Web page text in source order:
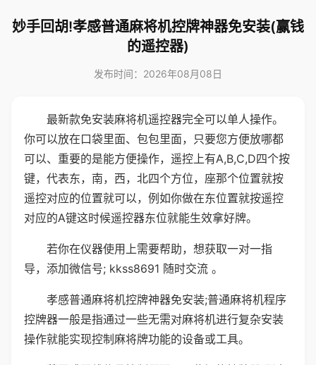
妙手回胡!孝感普通麻将机控牌神器免安装(赢钱
的遥控器)
发布时间：2026年08月08日
最新款免安装麻将机遥控器完全可以单人操作。
你可以放在口袋里面、包包里面，只要您方便放哪都
可以、重要的是能方便操作，遥控上有A,B,C,D四个按
键，代表东，南，西，北四个方位，座那个位置就按
遥控对应的位置就可以，例如你做在东位置就按遥控
对应的A键这时候遥控器东位就能生效拿好牌。
若你在仪器使用上需要帮助，想获取一对一指
导，添加微信号; kkss8691 随时交流 。
孝感普通麻将机控牌神器免安装;普通麻将机程序
控牌器一般是指通过一些无需对麻将机进行复杂安装
操作就能实现控制麻将牌功能的设备或工具。